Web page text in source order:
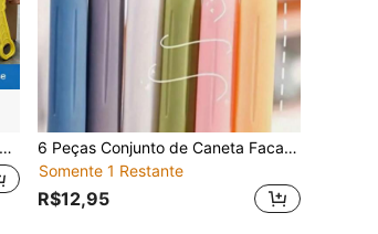
6 Peças Conjunto de Caneta Faca Retrátil para Artesanato, Conjunto de Caneta Faca Utilitária para Adesivos, Scrapbooking, Ferramenta de Corte Caixa Express, Faca para Lettering, Suprimentos Escolares Suprimentos DIY para Artesanato, Presente de Natal, Decoração de Natal, Ferramenta Manual, Cortador de Papel de Embrulho (Cor e Estilo Aleatórios)
Somente 1 Restante
R$12,95